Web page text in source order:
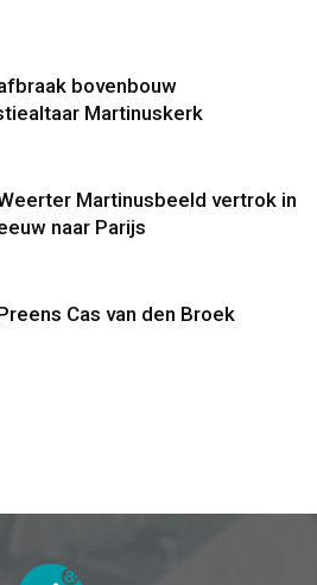
bovenbouw
Martinuskerk
Martinusbeeld vertrok in
naar Parijs
Cas van den Broek